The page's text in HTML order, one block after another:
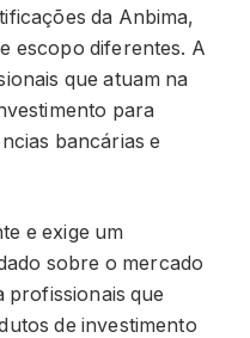
da Anbima,
escopo diferentes. A
que atuam na
para
bancárias e
e exige um
sobre o mercado
profissionais que
de investimento